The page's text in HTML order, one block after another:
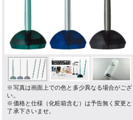
※写真は画面上での色と多少異なる場合がご
い。
※価格と仕様（化粧箱含む）は予告無く変更
了承下さいませ。